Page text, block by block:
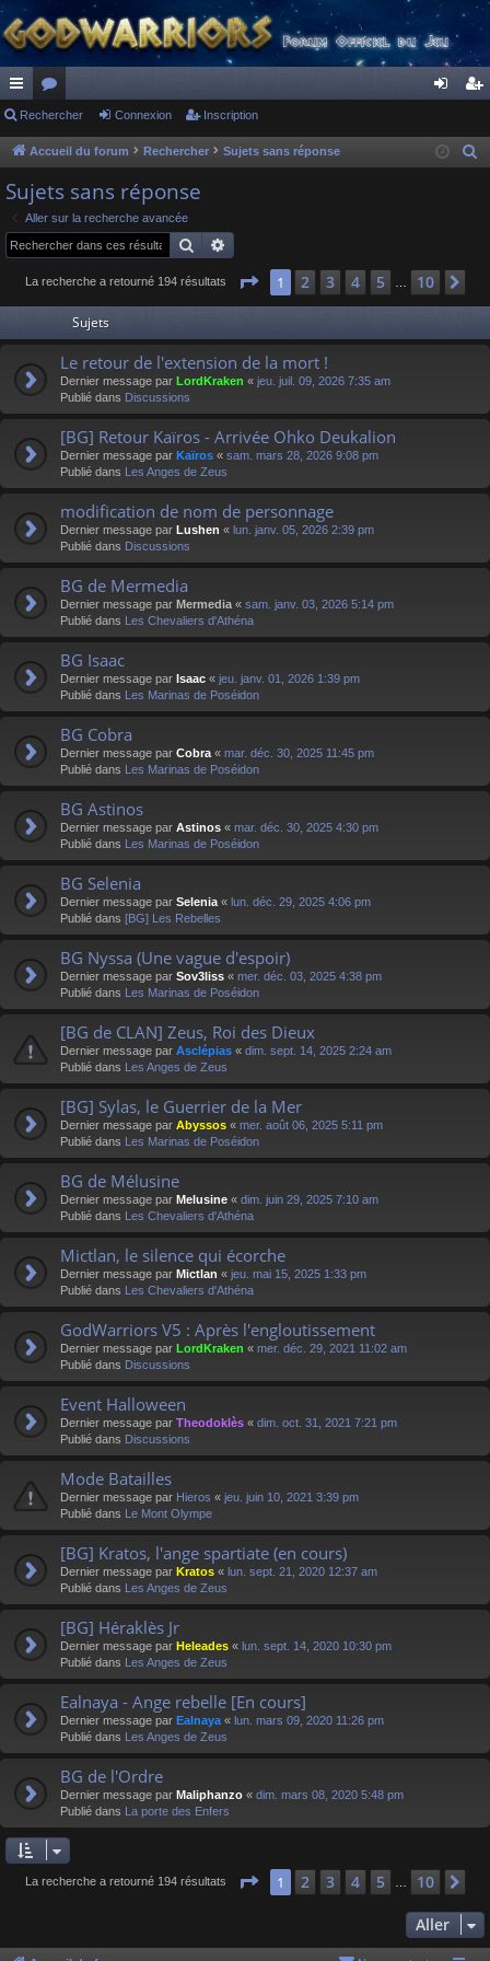
ac
co
ur
ci
s
or
u
s
ne cri
Rechercher Connexion Inscription
Accueil du forum Rechercher Sujets sans réponse
e
Sujets sans réponse
Aller sur la recherche avancée
Rechercher
La recherche a retourné 194 résultats Page 1sur 10
1 2 3 4 5 10
Sujets
Le retour de l'extension de la mort !
Dernier message par LordKraken « jeu. juil. 09, 2026 7:35 am
Publié dans Discussions
[BG] Retour Kaïros - Arrivée Ohko Deukalion
Dernier message par Kaïros « sam. mars 28, 2026 9:08 pm
Publié dans Les Anges de Zeus
modification de nom de personnage
Dernier message par Lushen « lun. janv. 05, 2026 2:39 pm
Publié dans Discussions
BG de Mermedia
Dernier message par Mermedia « sam. janv. 03, 2026 5:14 pm
Publié dans Les Chevaliers d'Athéna
BG Isaac
Dernier message par Isaac « jeu. janv. 01, 2026 1:39 pm
Publié dans Les Marinas de Poséidon
BG Cobra
Dernier message par Cobra « mar. déc. 30, 2025 11:45 pm
Publié dans Les Marinas de Poséidon
BG Astinos
Dernier message par Astinos « mar. déc. 30, 2025 4:30 pm
Publié dans Les Marinas de Poséidon
BG Selenia
Dernier message par Selenia « lun. déc. 29, 2025 4:06 pm
Publié dans [BG] Les Rebelles
BG Nyssa (Une vague d'espoir)
Dernier message par Sov3liss « mer. déc. 03, 2025 4:38 pm
Publié dans Les Marinas de Poséidon
[BG de CLAN] Zeus, Roi des Dieux
Dernier message par Asclépias « dim. sept. 14, 2025 2:24 am
Publié dans Les Anges de Zeus
[BG] Sylas, le Guerrier de la Mer
Dernier message par Abyssos « mer. août 06, 2025 5:11 pm
Publié dans Les Marinas de Poséidon
BG de Mélusine
Dernier message par Melusine « dim. juin 29, 2025 7:10 am
Publié dans Les Chevaliers d'Athéna
Mictlan, le silence qui écorche
Dernier message par Mictlan « jeu. mai 15, 2025 1:33 pm
Publié dans Les Chevaliers d'Athéna
GodWarriors V5 : Après l'engloutissement
Dernier message par LordKraken « mer. déc. 29, 2021 11:02 am
Publié dans Discussions
Event Halloween
Dernier message par Theodoklès « dim. oct. 31, 2021 7:21 pm
Publié dans Discussions
Mode Batailles
Dernier message par Hieros « jeu. juin 10, 2021 3:39 pm
Publié dans Le Mont Olympe
[BG] Kratos, l'ange spartiate (en cours)
Dernier message par Kratos « lun. sept. 21, 2020 12:37 am
Publié dans Les Anges de Zeus
[BG] Héraklès Jr
Dernier message par Heleades « lun. sept. 14, 2020 10:30 pm
Publié dans Les Anges de Zeus
Ealnaya - Ange rebelle [En cours]
Dernier message par Ealnaya « lun. mars 09, 2020 11:26 pm
Publié dans Les Anges de Zeus
BG de l'Ordre
Dernier message par Maliphanzo « dim. mars 08, 2020 5:48 pm
Publié dans La porte des Enfers
La recherche a retourné 194 résultats Page 1sur 10
1 2 3 4 5 10
Aller